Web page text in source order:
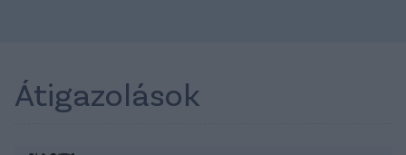
Átigazolások